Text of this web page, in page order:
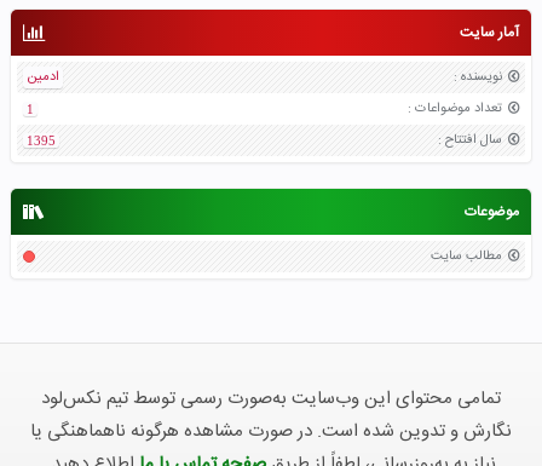
آمار سایت
نویسنده :
ادمین
تعداد موضواعات :
1
سال افتتاح :
1395
موضوعات
مطالب سایت
تمامی محتوای این وب‌سایت به‌صورت رسمی توسط تیم نکس‌لود
نگارش و تدوین شده است. در صورت مشاهده هرگونه ناهماهنگی یا